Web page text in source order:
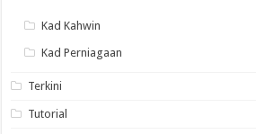
Kad Kahwin
Kad Perniagaan
Terkini
Tutorial